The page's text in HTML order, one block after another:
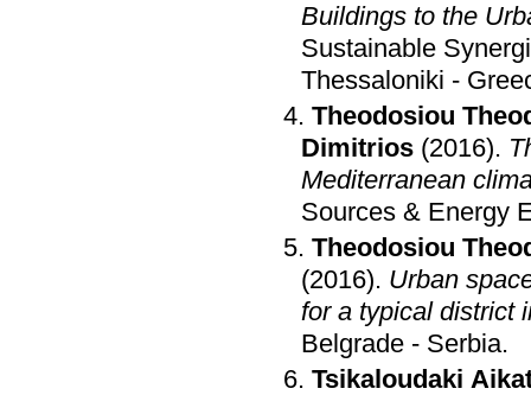
Buildings to the
Sustainable
Thessaloniki -
Theodosiou
Dimitrios (2016).
Mediterranean
Sources & Energy
Theodosiou
(2016). Urban
for a typical district
Belgrade - Serbia.
Tsikaloudaki